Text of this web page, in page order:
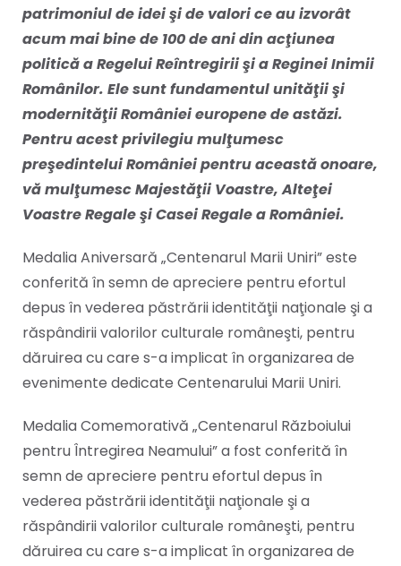
patrimoniul de idei şi de valori ce au izvorât
acum mai bine de 100 de ani din acţiunea
politică a Regelui Reîntregirii şi a Reginei Inimii
Românilor. Ele sunt fundamentul unităţii şi
modernităţii României europene de astăzi.
Pentru acest privilegiu mulţumesc
preşedintelui României pentru această onoare,
vă mulţumesc Majestăţii Voastre, Alteţei
Voastre Regale şi Casei Regale a României.
Medalia Aniversară „Centenarul Marii Uniri” este
conferită în semn de apreciere pentru efortul
depus în vederea păstrării identităţii naţionale şi a
răspândirii valorilor culturale româneşti, pentru
dăruirea cu care s-a implicat în organizarea de
evenimente dedicate Centenarului Marii Uniri.
Medalia Comemorativă „Centenarul Războiului
pentru Întregirea Neamului” a fost conferită în
semn de apreciere pentru efortul depus în
vederea păstrării identităţii naţionale şi a
răspândirii valorilor culturale româneşti, pentru
dăruirea cu care s-a implicat în organizarea de